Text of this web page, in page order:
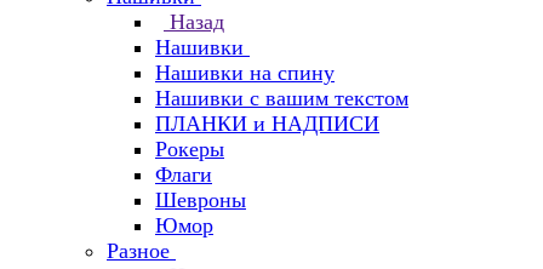
Назад
Нашивки
Нашивки на спину
Нашивки с вашим текстом
ПЛАНКИ и НАДПИСИ
Рокеры
Флаги
Шевроны
Юмор
Разное